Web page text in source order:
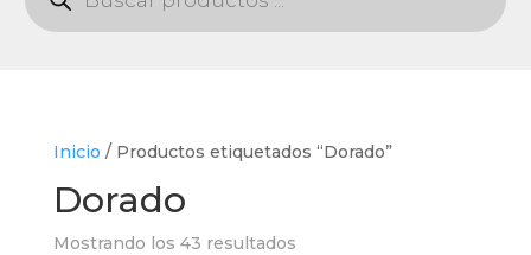
productos
Inicio / Productos etiquetados “Dorado”
Dorado
Mostrando los 43 resultados